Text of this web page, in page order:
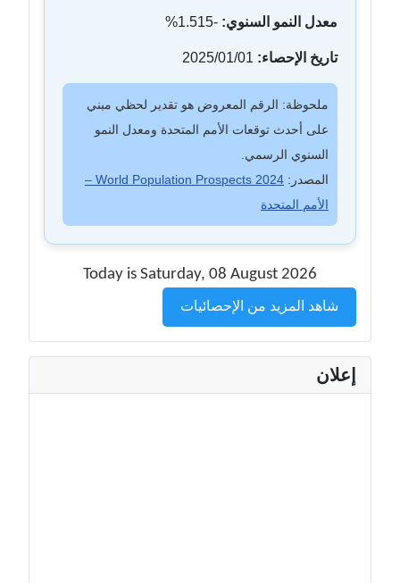
معدل النمو السنوي: -1.515%
تاريخ الإحصاء:
ملحوظة: الرقم المعروض هو تقدير لحظي مبني
على أحدث توقعات الأمم المتحدة ومعدل النمو
السنوي الرسمي.
المصدر:
World Population Prospects 2024 –
الأمم المتحدة
Today is Saturday, 08 August 2026
شاهد المزيد من الإحصائيات
إعلان